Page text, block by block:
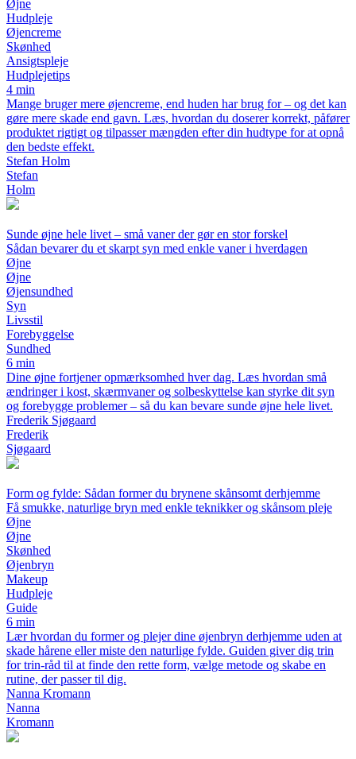
Øjne
Hudpleje
Øjencreme
Skønhed
Ansigtspleje
Hudplejetips
4 min
Mange bruger mere øjencreme, end huden har brug for – og det kan
gøre mere skade end gavn. Læs, hvordan du doserer korrekt, påfører
produktet rigtigt og tilpasser mængden efter din hudtype for at opnå
den bedste effekt.
Stefan Holm
Stefan
Holm
Sunde øjne hele livet – små vaner der gør en stor forskel
Sådan bevarer du et skarpt syn med enkle vaner i hverdagen
Øjne
Øjne
Øjensundhed
Syn
Livsstil
Forebyggelse
Sundhed
6 min
Dine øjne fortjener opmærksomhed hver dag. Læs hvordan små
ændringer i kost, skærmvaner og solbeskyttelse kan styrke dit syn
og forebygge problemer – så du kan bevare sunde øjne hele livet.
Frederik Sjøgaard
Frederik
Sjøgaard
Form og fylde: Sådan former du brynene skånsomt derhjemme
Få smukke, naturlige bryn med enkle teknikker og skånsom pleje
Øjne
Øjne
Skønhed
Øjenbryn
Makeup
Hudpleje
Guide
6 min
Lær hvordan du former og plejer dine øjenbryn derhjemme uden at
skade hårene eller miste den naturlige fylde. Guiden giver dig trin
for trin-råd til at finde den rette form, vælge metode og skabe en
rutine, der passer til dig.
Nanna Kromann
Nanna
Kromann